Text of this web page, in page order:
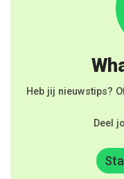
Heb jij nieuwstips?
Deel